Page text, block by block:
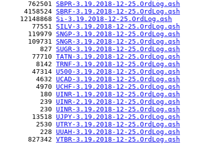
      762501
SBPR-3.19.2018-12-25.OrdLog.qsh
     4158524
SBRF-3.19.2018-12-25.OrdLog.qsh
    12148868
Si-3.19.2018-12-25.OrdLog.qsh
       77551
SILV-3.19.2018-12-25.OrdLog.qsh
      119979
SNGP-3.19.2018-12-25.OrdLog.qsh
      109731
SNGR-3.19.2018-12-25.OrdLog.qsh
         827
SUGR-3.19.2018-12-25.OrdLog.qsh
       77710
TATN-3.19.2018-12-25.OrdLog.qsh
        8142
TRNF-3.19.2018-12-25.OrdLog.qsh
       47314
U500-3.19.2018-12-25.OrdLog.qsh
        4632
UCAD-3.19.2018-12-25.OrdLog.qsh
        4970
UCHF-3.19.2018-12-25.OrdLog.qsh
         180
UINR-1.19.2018-12-25.OrdLog.qsh
         239
UINR-2.19.2018-12-25.OrdLog.qsh
         230
UINR-3.19.2018-12-25.OrdLog.qsh
       13518
UJPY-3.19.2018-12-25.OrdLog.qsh
        2530
UTRY-3.19.2018-12-25.OrdLog.qsh
         228
UUAH-3.19.2018-12-25.OrdLog.qsh
      827342
VTBR-3.19.2018-12-25.OrdLog.qsh